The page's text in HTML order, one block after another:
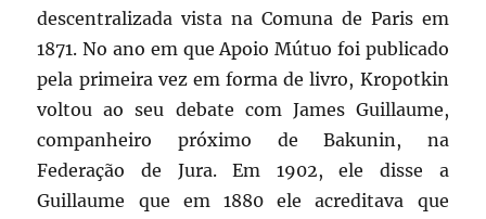
descentralizada vista na Comuna de Paris em
1871. No ano em que Apoio Mútuo foi publicado
pela primeira vez em forma de livro, Kropotkin
voltou ao seu debate com James Guillaume,
companheiro próximo de Bakunin, na
Federação de Jura. Em 1902, ele disse a
Guillaume que em 1880 ele acreditava que